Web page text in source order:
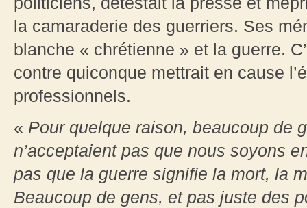
la camaraderie des guerriers. Ses
blanche « chrétienne » et la guerre.
contre quiconque mettrait en cause
professionnels.
« Pour quelque raison, beaucoup
n’acceptaient pas que nous soyons
pas que la guerre signifie la mort, la
Beaucoup de gens, et pas juste des